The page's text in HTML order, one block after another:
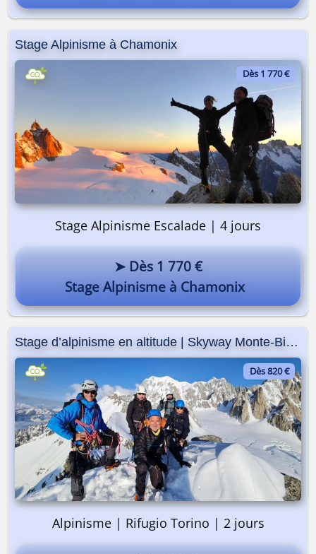
Pourquoi pas vous ? 😎
Stage Alpinisme à Chamonix
Dès 1 770 €
Stage Alpinisme Escalade | 4 jours
➤ Dès 1 770 €
Stage Alpinisme à Chamonix
Stage d’alpinisme en altitude | Skyway Monte-Bianco
Dès 820 €
Alpinisme | Rifugio Torino | 2 jours